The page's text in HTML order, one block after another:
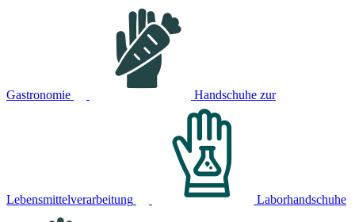
Gastronomie Handschuhe zur
Lebensmittelverarbeitung Laborhandschuhe